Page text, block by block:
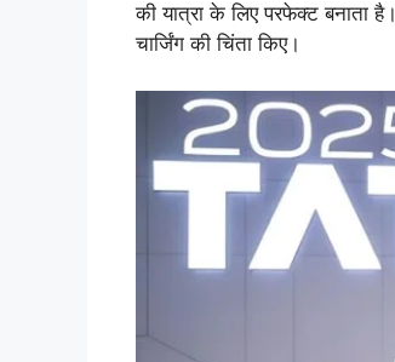
की यात्रा के लिए परफेक्ट बनाता
चार्जिंग की चिंता किए।